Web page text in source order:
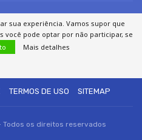
TERMOS DE USO SITEMAP
Todos os direitos reservados
sua experiência. Vamos supor que
você pode optar por não participar, se
Mais detalhes